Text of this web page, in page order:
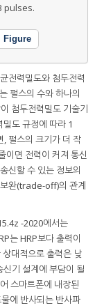
pulses.
Figure
전력밀도와 첨두전력
펄스의 수와 하나의
첨두전력밀도 기술기
도 규정에 따라 1
펄스의 크기가 더 작
이면 전력이 커져 통신
신할 수 있는 정보의
보완(trade-off)의 관계
-2020에서는
는 HRP보다 출력이
대적으로 출력은 낮
신기 설계에 부담이 될
스마트폰에 내장된
에 반사되는 반사파